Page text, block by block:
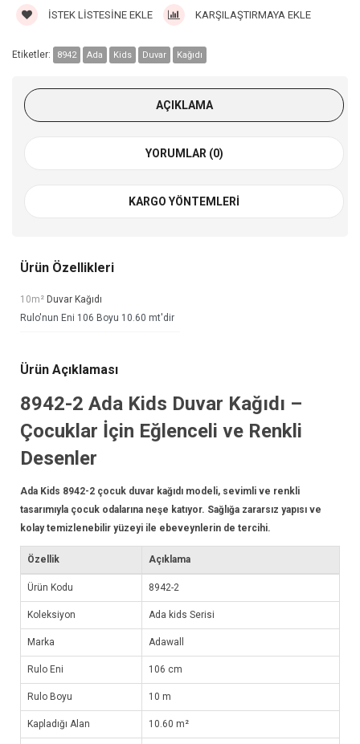
İSTEK LISTESINE EKLE KARŞILAŞTIRMAYA EKLE
Etiketler: 8942 Ada Kids Duvar Kağıdı
AÇIKLAMA
YORUMLAR (0)
KARGO YÖNTEMLERI
Ürün Özellikleri
10m² Duvar Kağıdı
Rulo'nun Eni 106 Boyu 10.60 mt'dir
Ürün Açıklaması
8942-2 Ada Kids Duvar Kağıdı –
Çocuklar İçin Eğlenceli ve Renkli
Desenler
Ada Kids 8942-2 çocuk duvar kağıdı modeli, sevimli ve renkli
tasarımıyla çocuk odalarına neşe katıyor. Sağlığa zararsız yapısı ve
kolay temizlenebilir yüzeyi ile ebeveynlerin de tercihi.
Özellik Açıklama
Ürün Kodu 8942-2
Koleksiyon Ada kids Serisi
Marka Adawall
Rulo Eni 106 cm
Rulo Boyu 10 m
Kapladığı Alan 10.60 m²